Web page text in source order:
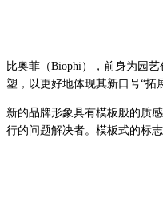
比奥菲（Biophi），前身为园
塑，以更好地体现其新口号“拓
新的品牌形象具有模板般的质
行的问题解决者。模板式的标